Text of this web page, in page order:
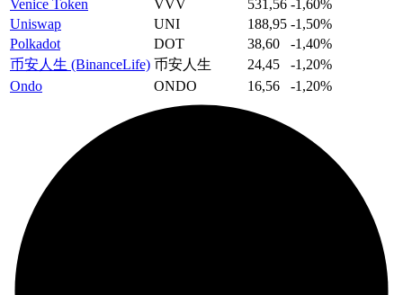
Venice Token
VVV 531,56 -1,60%
Uniswap
UNI 188,95 -1,50%
Polkadot
DOT 38,60
-1,40%
币安人生 (BinanceLife) 币安人生 24,45
-1,20%
Ondo
ONDO 16,56 -1,20%